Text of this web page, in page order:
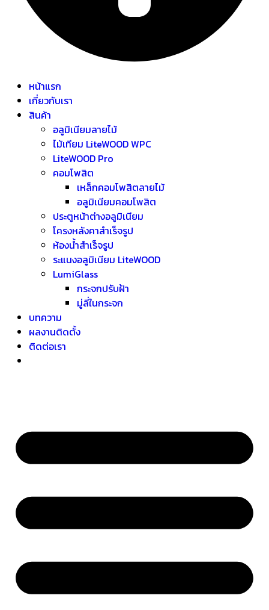
หน้าแรก
เกี่ยวกับเรา
สินค้า
อลูมิเนียมลายไม้
ไม้เทียม LiteWOOD WPC
LiteWOOD Pro
คอมโพสิต
เหล็กคอมโพสิตลายไม้
อลูมิเนียมคอมโพสิต
ประตูหน้าต่างอลูมิเนียม
โครงหลังคาสำเร็จรูป
ห้องน้ำสำเร็จรูป
ระแนงอลูมิเนียม LiteWOOD
LumiGlass
กระจกปรับฝ้า
มู่ลี่ในกระจก
บทความ
ผลงานติดตั้ง
ติดต่อเรา